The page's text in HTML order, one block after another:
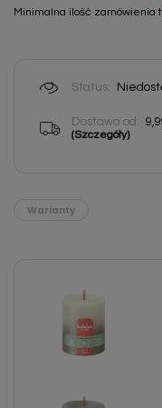
Minimalna ilość zamówienia
Status:
Dostawa od:
(Szczegóły)
Warianty